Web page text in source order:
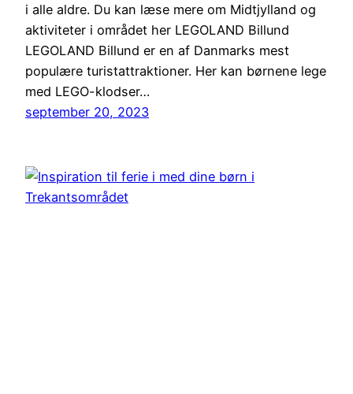
i alle aldre. Du kan læse mere om Midtjylland og
aktiviteter i området her LEGOLAND Billund
LEGOLAND Billund er en af Danmarks mest
populære turistattraktioner. Her kan børnene lege
med LEGO-klodser…
september 20, 2023